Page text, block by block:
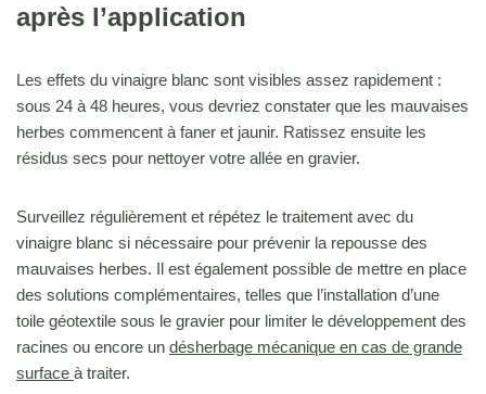
après l’application
Les effets du vinaigre blanc sont visibles assez rapidement :
sous 24 à 48 heures, vous devriez constater que les mauvaises
herbes commencent à faner et jaunir. Ratissez ensuite les
résidus secs pour nettoyer votre allée en gravier.
Surveillez régulièrement et répétez le traitement avec du
vinaigre blanc si nécessaire pour prévenir la repousse des
mauvaises herbes. Il est également possible de mettre en place
des solutions complémentaires, telles que l’installation d’une
toile géotextile sous le gravier pour limiter le développement des
racines ou encore un désherbage mécanique en cas de grande
surface à traiter.